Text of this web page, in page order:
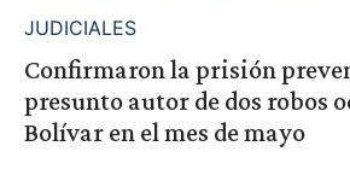
JUDICIALES
Confirmaron la prisión
presunto autor de dos robos
Bolívar en el mes de mayo